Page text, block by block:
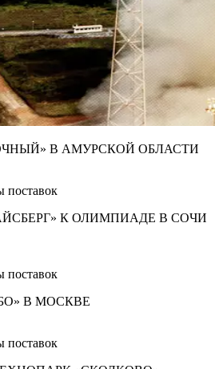
В АМУРСКОЙ ОБЛАСТИ
К ОЛИМПИАДЕ В СОЧИ
В МОСКВЕ